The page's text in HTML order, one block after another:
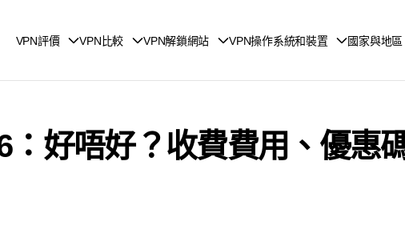
VPN評價 VPN比較 VPN解鎖網站 VPN操作系統和裝置 國家與地區
：好唔好？收費費用、優惠